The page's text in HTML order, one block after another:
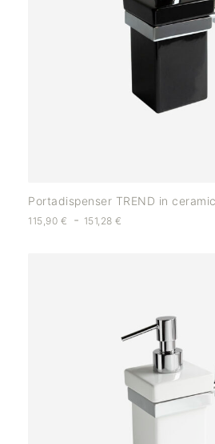
Portadispenser TREND in
115,90 € - 151,28€